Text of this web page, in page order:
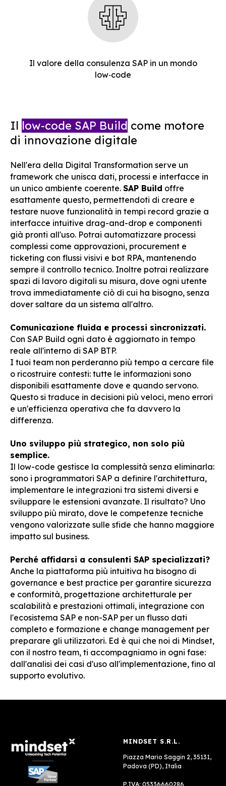
Il valore della consulenza SAP in un mondo
low‑code
Il low-code SAP Build come motore
di innovazione digitale
Nell'era della Digital Transformation serve un
framework che unisca dati, processi e interfacce in
un unico ambiente coerente. SAP Build offre
esattamente questo, permettendoti di creare e
testare nuove funzionalità in tempi record grazie a
interfacce intuitive drag-and-drop e componenti
già pronti all'uso. Potrai automatizzare processi
complessi come approvazioni, procurement e
ticketing con flussi visivi e bot RPA, mantenendo
sempre il controllo tecnico. Inoltre potrai realizzare
spazi di lavoro digitali su misura, dove ogni utente
trova immediatamente ciò di cui ha bisogno, senza
dover saltare da un sistema all'altro.
Comunicazione fluida e processi sincronizzati.
Con SAP Build ogni dato è aggiornato in tempo
reale all'interno di SAP BTP.
I tuoi team non perderanno più tempo a cercare file
o ricostruire contesti: tutte le informazioni sono
disponibili esattamente dove e quando servono.
Questo si traduce in decisioni più veloci, meno errori
e un'efficienza operativa che fa davvero la
differenza.
Uno sviluppo più strategico, non solo più
semplice.
Il low-code gestisce la complessità senza eliminarla:
sono i programmatori SAP a definire l'architettura,
implementare le integrazioni tra sistemi diversi e
sviluppare le estensioni avanzate. Il risultato? Uno
sviluppo più mirato, dove le competenze tecniche
vengono valorizzate sulle sfide che hanno maggiore
impatto sul business.
Perché affidarsi a consulenti SAP specializzati?
Anche la piattaforma più intuitiva ha bisogno di
governance e best practice per garantire sicurezza
e conformità, progettazione architetturale per
scalabilità e prestazioni ottimali, integrazione con
l'ecosistema SAP e non-SAP per un flusso dati
completo e formazione e change management per
preparare gli utilizzatori. Ed è qui che noi di Mindset,
con il nostro team, ti accompagniamo in ogni fase:
dall'analisi dei casi d'uso all'implementazione, fino al
supporto evolutivo.
MINDSET S.R.L.
Piazza Mario Saggin 2, 35131,
Padova (PD), Italia
P.IVA: 05336660286